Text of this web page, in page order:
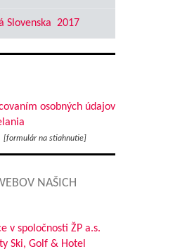
Slovenska 2017
osobných údajov
[formulár na stiahnutie]
NAŠICH
v spoločnosti ŽP a.s.
Ski, Golf & Hotel